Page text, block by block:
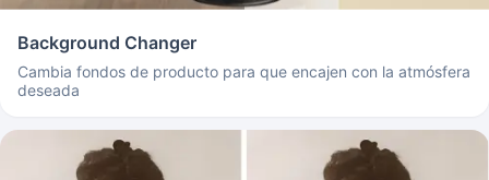
Background Changer
Cambia fondos de producto para que encajen con la atmósfera
deseada